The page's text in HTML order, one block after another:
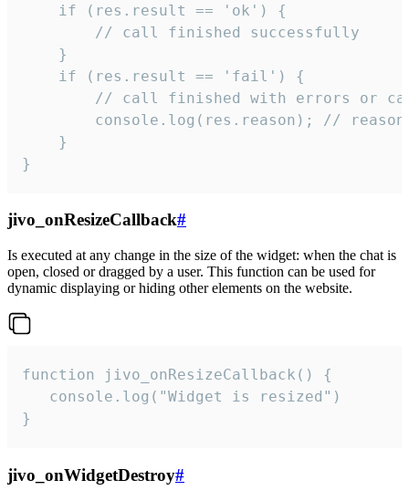
    if (res.result == 'ok') {
        // call finished successfully
    }
    if (res.result == 'fail') {
// call finished with errors or
console.log(res.reason); //
    }
}
jivo_onResizeCallback#
Is executed at any change in the size of the widget: when the chat is
open, closed or dragged by a user. This function can be used for
dynamic displaying or hiding other elements on the website.
function jivo_onResizeCallback() {
   console.log("Widget is resized")
}
jivo_onWidgetDestroy#